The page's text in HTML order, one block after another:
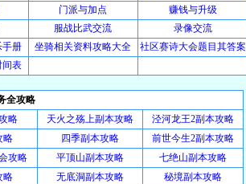
门派与加点
赚钱与升级
服战比武交流
录像交流
册 坐骑相关资料攻略大全
社区赛诗大会题目其答案
间表
全攻略
略 天火之殇上副本攻略
泾河龙王2副本攻略
略 四季副本攻略
前世今生2副本攻略
攻略 平顶山副本攻略
七绝山副本攻略
略 无底洞副本攻略
秘境副本攻略